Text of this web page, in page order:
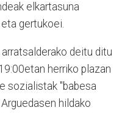
elkartasuna
gertukoei.
deitu ditu
herriko plazan
sozialistak "babesa
hildako